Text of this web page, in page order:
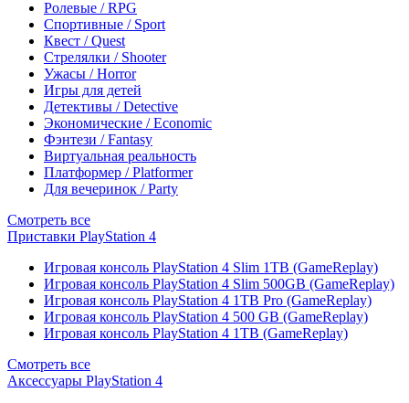
Ролевые / RPG
Спортивные / Sport
Квест / Quest
Стрелялки / Shooter
Ужасы / Horror
Игры для детей
Детективы / Detective
Экономические / Economic
Фэнтези / Fantasy
Виртуальная реальность
Платформер / Platformer
Для вечеринок / Party
Смотреть все
Приставки PlayStation 4
Игровая консоль PlayStation 4 Slim 1TB (GameReplay)
Игровая консоль PlayStation 4 Slim 500GB (GameReplay)
Игровая консоль PlayStation 4 1TB Pro (GameReplay)
Игровая консоль PlayStation 4 500 GB (GameReplay)
Игровая консоль PlayStation 4 1TB (GameReplay)
Смотреть все
Аксессуары PlayStation 4